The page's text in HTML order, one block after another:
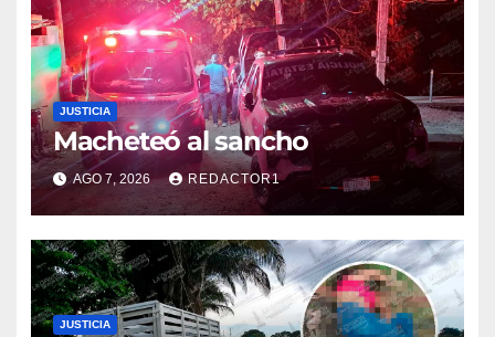
JUSTICIA
Macheteó al sancho
AGO 7, 2026 REDACTOR1
JUSTICIA